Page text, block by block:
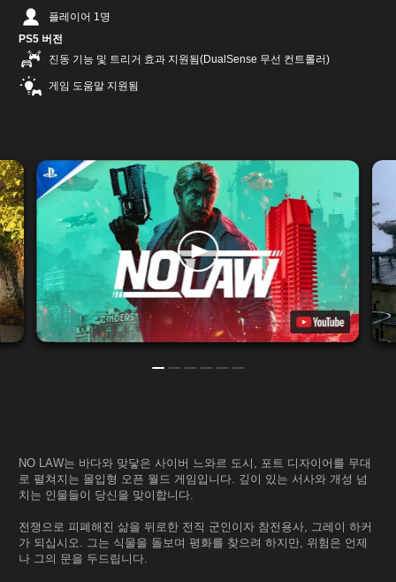
플레이어 1명
PS5 버전
진동 기능 및 트리거 효과 지원됨(DualSense 무선 컨트롤러)
게임 도움말 지원됨
NO LAW는 바다와 맞닿은 사이버 느와르 도시, 포트 디자이어를 무대
로 펼쳐지는 몰입형 오픈 월드 게임입니다. 깊이 있는 서사와 개성 넘
치는 인물들이 당신을 맞이합니다.
전쟁으로 피폐해진 삶을 뒤로한 전직 군인이자 참전용사, 그레이 하커
가 되십시오. 그는 식물을 돌보며 평화를 찾으려 하지만, 위험은 언제
나 그의 문을 두드립니다.